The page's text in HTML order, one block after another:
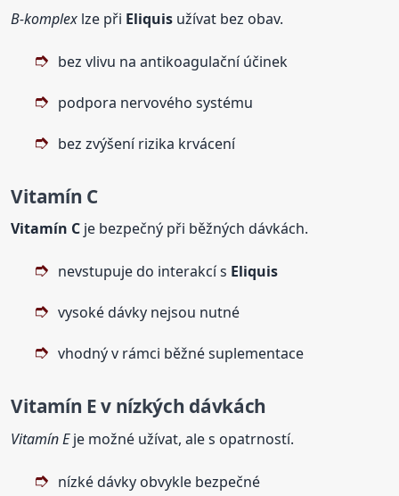
B-komplex lze při Eliquis užívat bez obav.
bez vlivu na antikoagulační účinek
podpora nervového systému
bez zvýšení rizika krvácení
Vitamín C
Vitamín C je bezpečný při běžných dávkách.
nevstupuje do interakcí s Eliquis
vysoké dávky nejsou nutné
vhodný v rámci běžné suplementace
Vitamín E v nízkých dávkách
Vitamín Eje možné užívat, ale s opatrností.
nízké dávky obvykle bezpečné